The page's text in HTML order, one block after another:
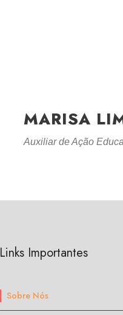
MARISA
Auxiliar de Ação
Links Importantes
Sobre Nós